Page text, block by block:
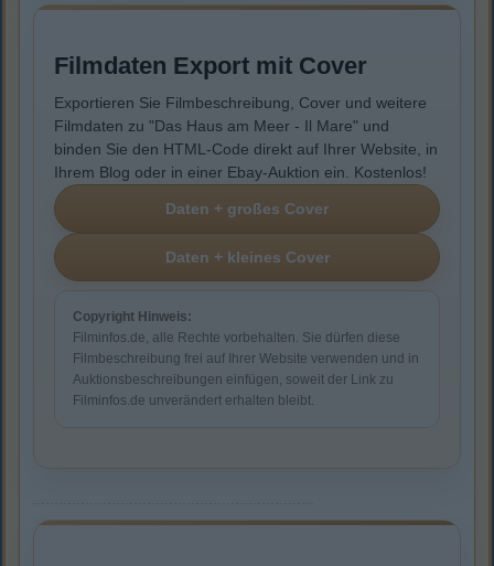
Filmdaten Export mit Cover
Exportieren Sie Filmbeschreibung, Cover und weitere
Filmdaten zu "Das Haus am Meer - Il Mare" und
binden Sie den HTML-Code direkt auf Ihrer Website, in
Ihrem Blog oder in einer Ebay-Auktion ein. Kostenlos!
Copyright Hinweis:
Filminfos.de, alle Rechte vorbehalten. Sie dürfen diese
Filmbeschreibung frei auf Ihrer Website verwenden und in
Auktionsbeschreibungen einfügen, soweit der Link zu
Filminfos.de unverändert erhalten bleibt.